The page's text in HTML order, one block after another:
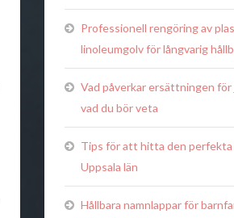
Professionell rengöring av
linoleumgolv för långvarig
Vad påverkar ersättningen för
vad du bör veta
Tips för att hitta den perfekta
Uppsala län
Hållbara namnlappar för